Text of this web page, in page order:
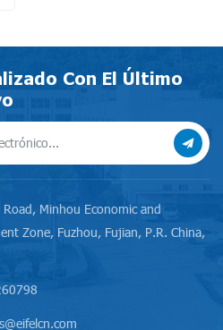
Con El Último
Minhou Economic and
Zone, Fuzhou, Fujian, P.R. China,